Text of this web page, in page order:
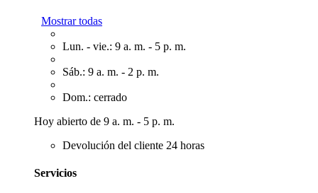
Mostrar todas
Lun. - vie.: 9 a. m. - 5 p. m.
Sáb.: 9 a. m. - 2 p. m.
Dom.: cerrado
Hoy abierto de 9 a. m. - 5 p. m.
Devolución del cliente 24 horas
Servicios